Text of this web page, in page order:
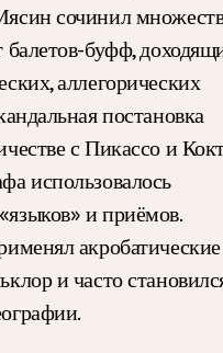
сочинил
балетов-буфф,
аллегорических
постановка
с Пикассо и
использовалось
и приёмов.
акробатические
и часто